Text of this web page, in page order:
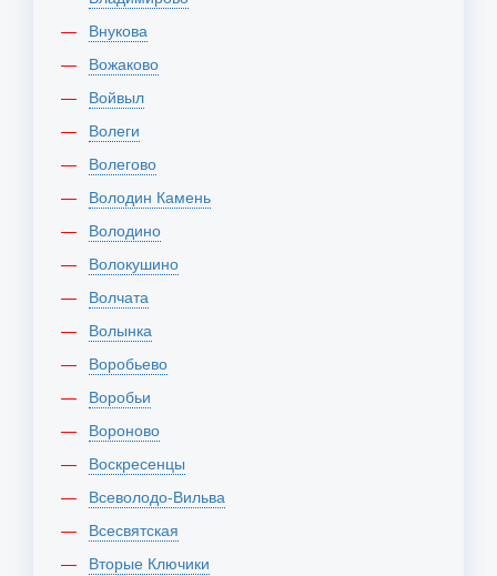
Внукова
Вожаково
Войвыл
Волеги
Волегово
Володин Камень
Володино
Волокушино
Волчата
Волынка
Воробьево
Воробьи
Вороново
Воскресенцы
Всеволодо-Вильва
Всесвятская
Вторые Ключики